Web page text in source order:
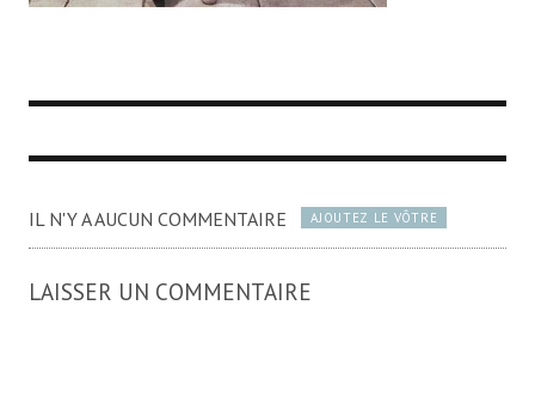
IL N'Y A AUCUN COMMENTAIRE AJOUTEZ LE VÔTRE
LAISSER UN COMMENTAIRE